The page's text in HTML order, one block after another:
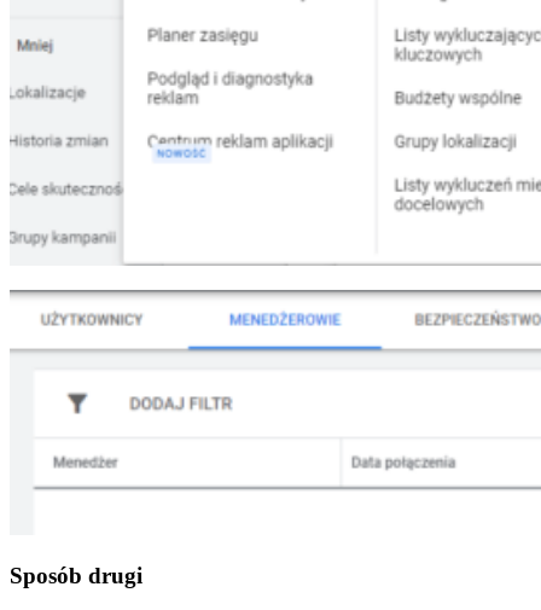
Sposób drugi